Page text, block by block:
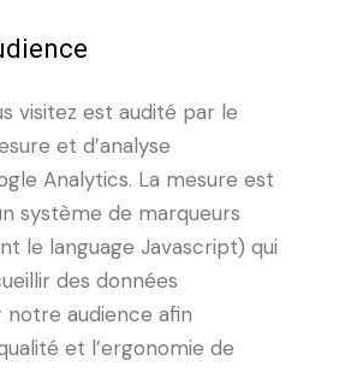
visitez est audité par le
et d’analyse
Analytics. La mesure est
système de marqueurs
le language Javascript) qui
des données
notre audience afin
et l’ergonomie de